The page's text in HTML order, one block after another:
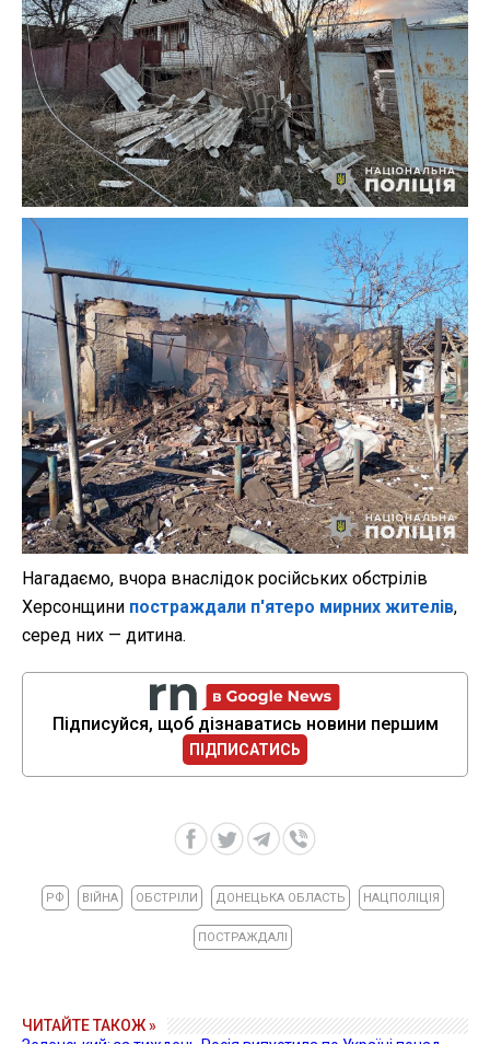
Нагадаємо, вчора внаслідок російських обстрілів
Херсонщини постраждали п'ятеро мирних жителів,
серед них — дитина.
Підписуйся, щоб дізнаватись новини першим
ПІДПИСАТИСЬ
РФ ВІЙНА ОБСТРІЛИ ДОНЕЦЬКА ОБЛАСТЬ НАЦПОЛІЦІЯ
ПОСТРАЖДАЛІ
ЧИТАЙТЕ ТАКОЖ »